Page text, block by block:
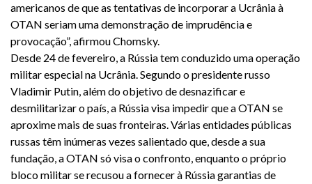
americanos de que as tentativas de incorporar a Ucrânia à
OTAN seriamuma demonstração de imprudênciae
provocação”, afirmou Chomsky.
Desde 24 de fevereiro, a Rússia tem conduzido uma operação
militar especial na Ucrânia. Segundo o presidente russo
Vladimir Putin, além do objetivo de desnazificar e
desmilitarizar o país, a Rússia visa impedir que a OTAN se
aproxime mais de suas fronteiras. Várias entidades públicas
russas têm inúmeras vezes salientado que, desde a sua
fundação, a OTAN só visa o confronto, enquanto o próprio
bloco militar se recusou a fornecer à Rússia garantias de